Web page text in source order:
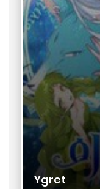
Ygret